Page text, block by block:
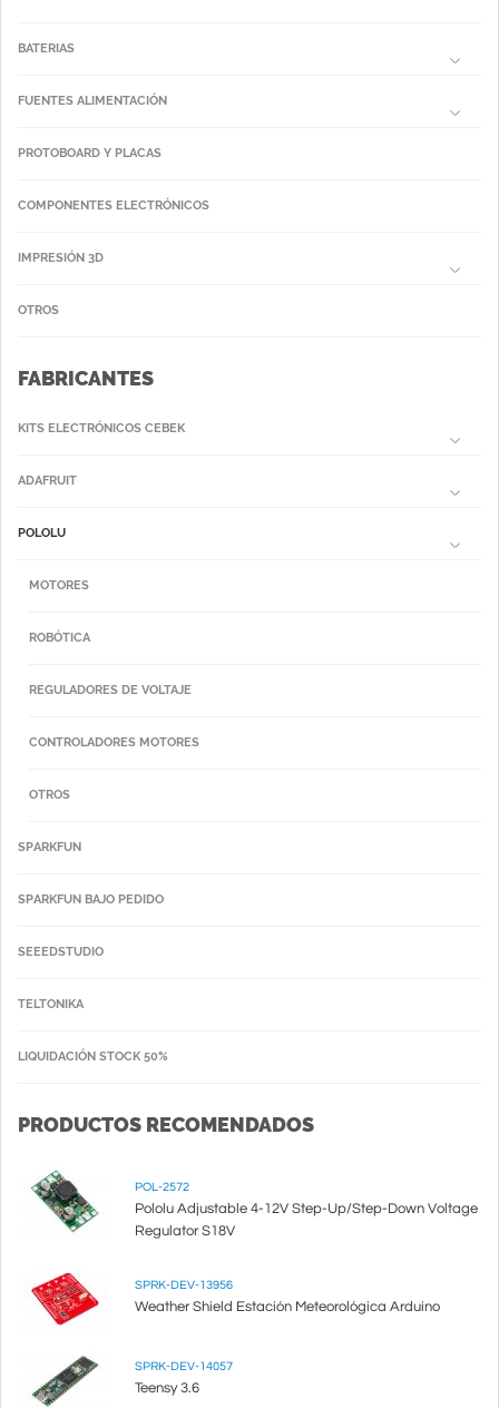
BATERIAS
FUENTES ALIMENTACIÓN
PROTOBOARD Y PLACAS
COMPONENTES ELECTRÓNICOS
IMPRESIÓN 3D
OTROS
FABRICANTES
KITS ELECTRÓNICOS CEBEK
ADAFRUIT
POLOLU
MOTORES
ROBÓTICA
REGULADORES DE VOLTAJE
CONTROLADORES MOTORES
OTROS
SPARKFUN
SPARKFUN BAJO PEDIDO
SEEEDSTUDIO
TELTONIKA
LIQUIDACIÓN STOCK 50%
PRODUCTOS RECOMENDADOS
POL-2572
Pololu Adjustable 4-12V Step-Up/Step-Down Voltage
Regulator S18V
SPRK-DEV-13956
Weather Shield Estación Meteorológica Arduino
SPRK-DEV-14057
Teensy 3.6